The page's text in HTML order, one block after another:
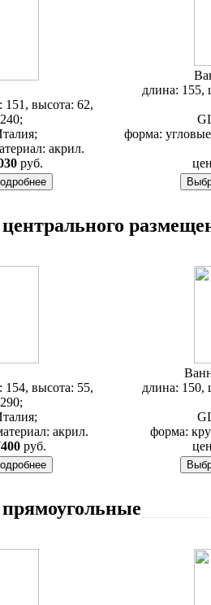
высота: 62,
акрил.
руб.
длина: 155,
форма:
высота: 55,
акрил.
руб.
длина: 150,
форма: